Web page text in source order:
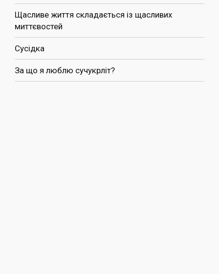
Щасливе життя складається із щасливих
миттєвостей
Сусідка
За що я люблю сучукрліт?